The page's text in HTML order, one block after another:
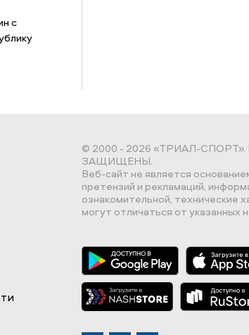
с
© 2000 - 2026 «ТРИАЛ-
ЗАЩИЩЕНЫ.
Веб-сайт не является
претензий и рекламаций,
ознакомительной, технические
могут отличаться от указанных